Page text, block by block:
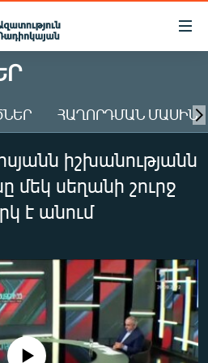
ՀԱՂՈՐԴՄԱՆ ՄԱՍԻՆ
իշխանությանն
մեկ սեղանի շուրջ
է անում
currently available